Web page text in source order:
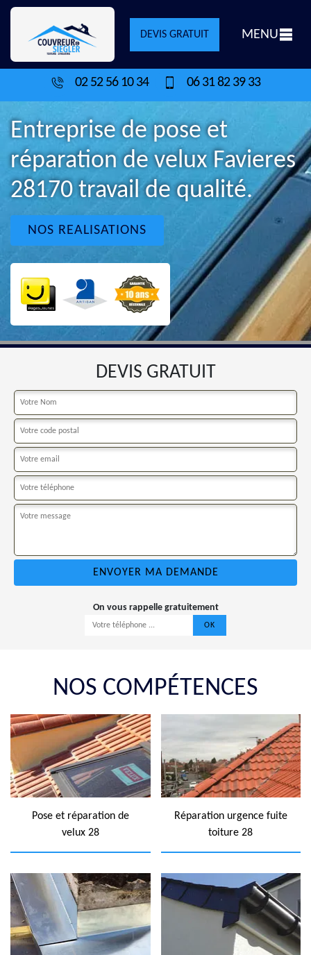
DEVIS GRATUIT MENU
02 52 56 10 34 06 31 82 39 33
Entreprise de pose et
réparation de velux Favieres
28170 travail de qualité.
NOS REALISATIONS
DEVIS GRATUIT
On vous rappelle gratuitement
NOS COMPÉTENCES
Pose et réparation de
velux 28
Réparation urgence fuite
toiture 28